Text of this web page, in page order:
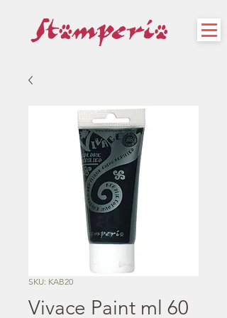
SKU: KAB20
Vivace Paint ml 60